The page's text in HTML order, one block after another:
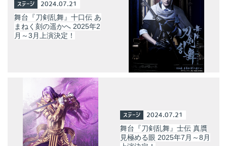
ステージ 2024.07.21
舞台『刀剣乱舞』十口伝 あ
まねく刻の遥かへ 2025年2
月～3月上演決定！
ステージ 2024.07.21
舞台『刀剣乱舞』士伝 真贋
見極める眼 2025年7月～8月